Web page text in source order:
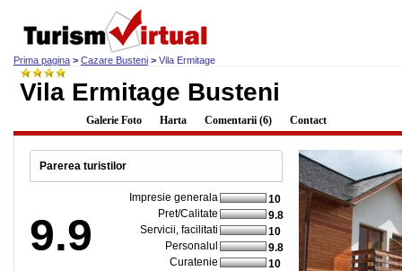
Prima pagina > Cazare Busteni > Vila Ermitage
Vila Ermitage Busteni
Galerie Foto Harta Comentarii (6) Contact
Parerea turistilor
9.9
Impresie generala
10
Pret/Calitate
9.8
Servicii, facilitati
10
Personalul
9.8
Curatenie
10